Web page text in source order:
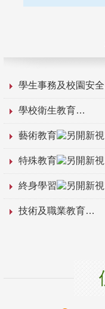
學生事務及校園安全
學校衛生教育
藝術教育
特殊教育
終身學習
技術及職業教育